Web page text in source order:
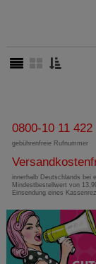
0800-10 11 422
gebührenfreie Rufnummer
innerhalb Deutschlands bei
Mindestbestellwert von
Einsendung eines